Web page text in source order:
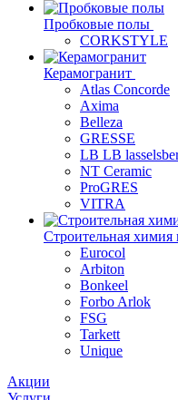
Пробковые полы
CORKSTYLE
Керамогранит
Atlas Concorde
Axima
Belleza
GRESSE
LB LB
NT Ceramic
ProGRES
VITRA
Строительная
Eurocol
Arbiton
Bonkeel
Forbo Arlok
FSG
Tarkett
Unique
Акции